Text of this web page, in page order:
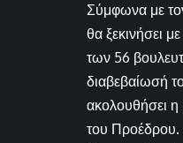
Σύμφωνα με
θα ξεκινήσει
των 56
διαβεβαίωσή
ακολουθήσει η
του Προέδρου.